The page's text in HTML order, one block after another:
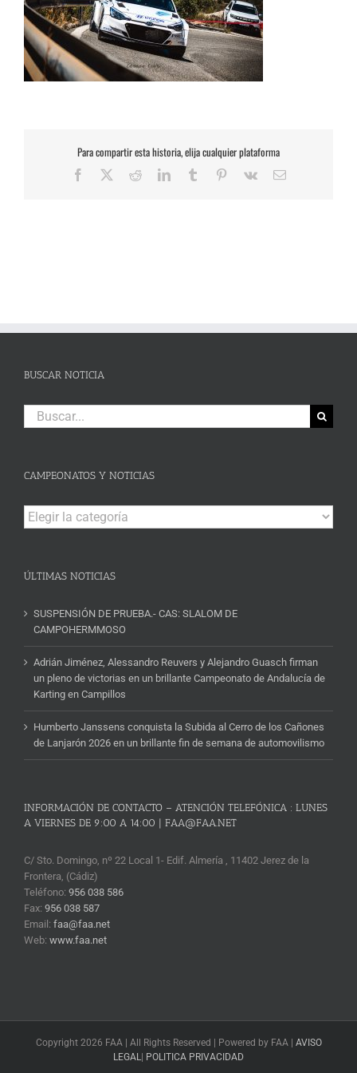
Para compartir esta historia, elija cualquier plataforma
Facebook RedditLinkedInTumblr Pinterest
Vk
Correo
BUSCAR NOTICIA
Buscar:
CAMPEONATOS Y NOTICIAS
Campeonatos
y
ÚLTIMAS NOTICIAS
SUSPENSIÓN DE PRUEBA.- CAS: SLALOM DE
CAMPOHERMMOSO
Adrián Jiménez, Alessandro Reuvers y Alejandro Guasch firman
un pleno de victorias en un brillante Campeonato de Andalucía de
Karting en Campillos
Humberto Janssens conquista la Subida al Cerro de los Cañones
de Lanjarón 2026 en un brillante fin de semana de automovilismo
INFORMACIÓN DE CONTACTO – ATENCIÓN TELEFÓNICA : LUNES
A VIERNES DE 9:00 A 14:00 | FAA@FAA.NET
C/ Sto. Domingo, nº 22 Local 1- Edif. Almería , 11402 Jerez de la
Frontera, (Cádiz)
Teléfono: 956 038 586
Fax: 956 038 587
Email: faa@faa.net
Web: www.faa.net
Copyright 2026 FAA | All Rights Reserved | Powered by FAA | AVISO
LEGAL | POLITICA PRIVACIDAD